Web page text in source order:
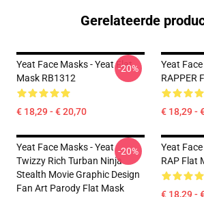
Gerelateerde
Yeat Face Masks - Yeat Flat
Mask RB1312
€ 18,29 - € 20,70
-20%
Yeat
RAPPER
€ 18,29 -
Yeat Face Masks - Yeat
Twizzy Rich Turban Ninja
Stealth Movie Graphic Design
Fan Art Parody Flat Mask
-20%
Yeat
RAP Flat
€ 18,29 -